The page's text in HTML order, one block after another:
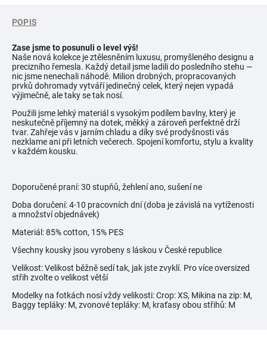
POPIS
Zase jsme to posunuli o level výš!
Naše nová kolekce je ztělesněním luxusu, promyšleného designu a
precizního řemesla. Každý detail jsme ladili do posledního stehu —
nic jsme nenechali náhodě. Milion drobných, propracovaných
prvků dohromady vytváří jedinečný celek, který nejen vypadá
výjimečně, ale taky se tak nosí.
Použili jsme lehký materiál s vysokým podílem bavlny, který je
neskutečně příjemný na dotek, měkký a zároveň perfektně drží
tvar. Zahřeje vás v jarním chladu a díky své prodyšnosti vás
nezklame ani při letních večerech. Spojení komfortu, stylu a kvality
v každém kousku.
Doporučené praní: 30 stupňů, žehlení ano, sušení ne
Doba doručení: 4-10 pracovních dní (doba je závislá na vytíženosti
a množství objednávek)
Materiál: 85% cotton, 15% PES
Všechny kousky jsou vyrobeny s láskou v České republice
Velikost: Velikost běžně sedí tak, jak jste zvyklí. Pro více oversized
střih zvolte o velikost větší
Modelky na fotkách nosí vždy velikosti:Crop: XS, Mikina na zip: M,
Baggy tepláky: M, zvonové tepláky: M, kraťasy obou střihů: M